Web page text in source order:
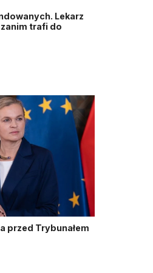
Lekarz
trafi do
przed Trybunałem